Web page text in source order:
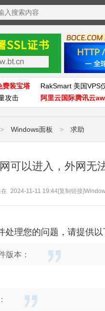
费装宝塔 RakSmart 美国VPS
攻击
阿里云国际腾讯云
> Windows面板 > 求助
可以进入，外网无
2024-11-11 19:44[复制链接]
处理您的问题，请提供以
版本：